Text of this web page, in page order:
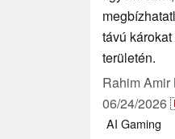
távú
területén.
Rahim Amir
06/24/2026
AI Gaming